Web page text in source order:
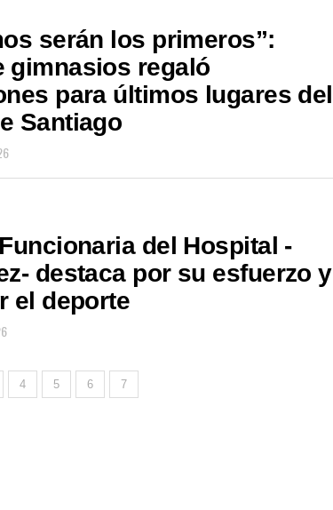
serán los primeros”:
gimnasios regaló
para últimos lugares del
Santiago
del Hospital -
destaca por su esfuerzo y
el deporte
4 5 6 7